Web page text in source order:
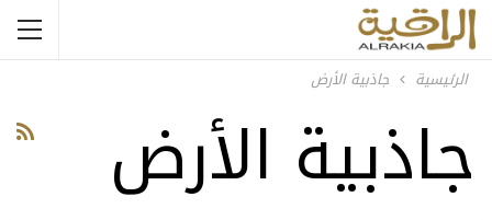
الرئيسية جاذبية الأرض
جاذبية الأرض